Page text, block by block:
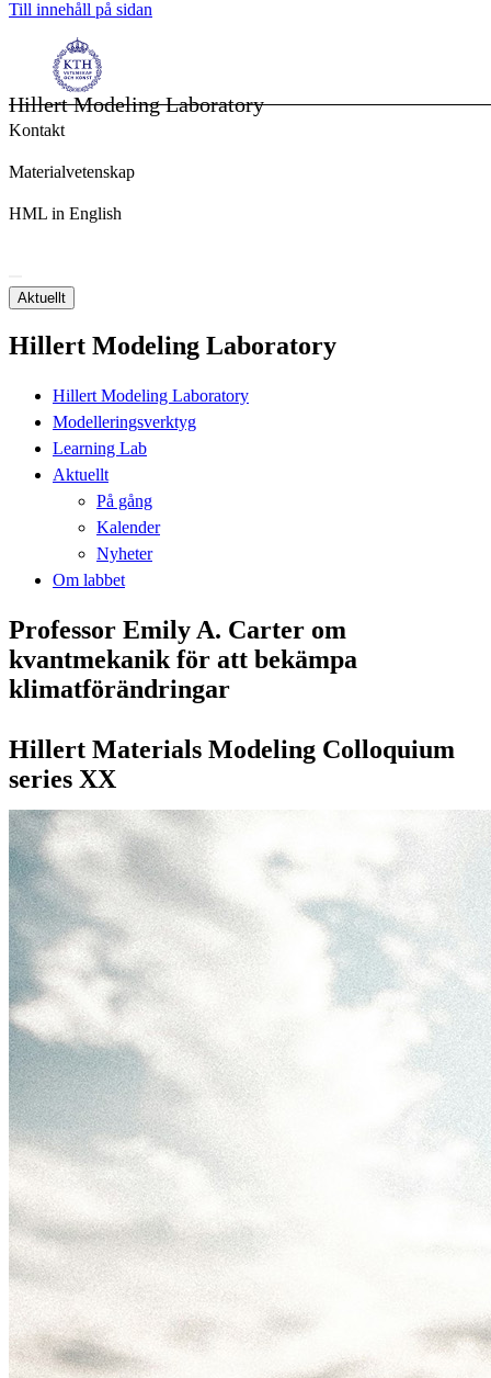
Till innehåll på sidan
Hillert Modeling Laboratory
Kontakt
Materialvetenskap
HML in English
Aktuellt
Hillert Modeling Laboratory
Hillert Modeling Laboratory
Modelleringsverktyg
Learning Lab
Aktuellt
På gång
Kalender
Nyheter
Om labbet
Professor Emily A. Carter om
kvantmekanik för att bekämpa
klimatförändringar
Hillert Materials Modeling Colloquium
series XX